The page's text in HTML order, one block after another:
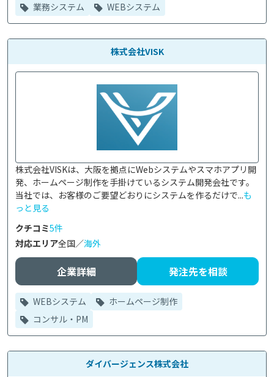
業務システム WEBシステム
株式会社VISK
株式会社VISKは、大阪を拠点にWebシステムやスマホアプリ開
発、ホームページ制作を手掛けているシステム開発会社です。
当社では、お客様のご要望どおりにシステムを作るだけで...も
っと見る
クチコミ5件
対応エリア全国／海外
企業詳細 発注先を相談
WEBシステム
ホームページ制作
コンサル・PM
ダイバージェンス株式会社